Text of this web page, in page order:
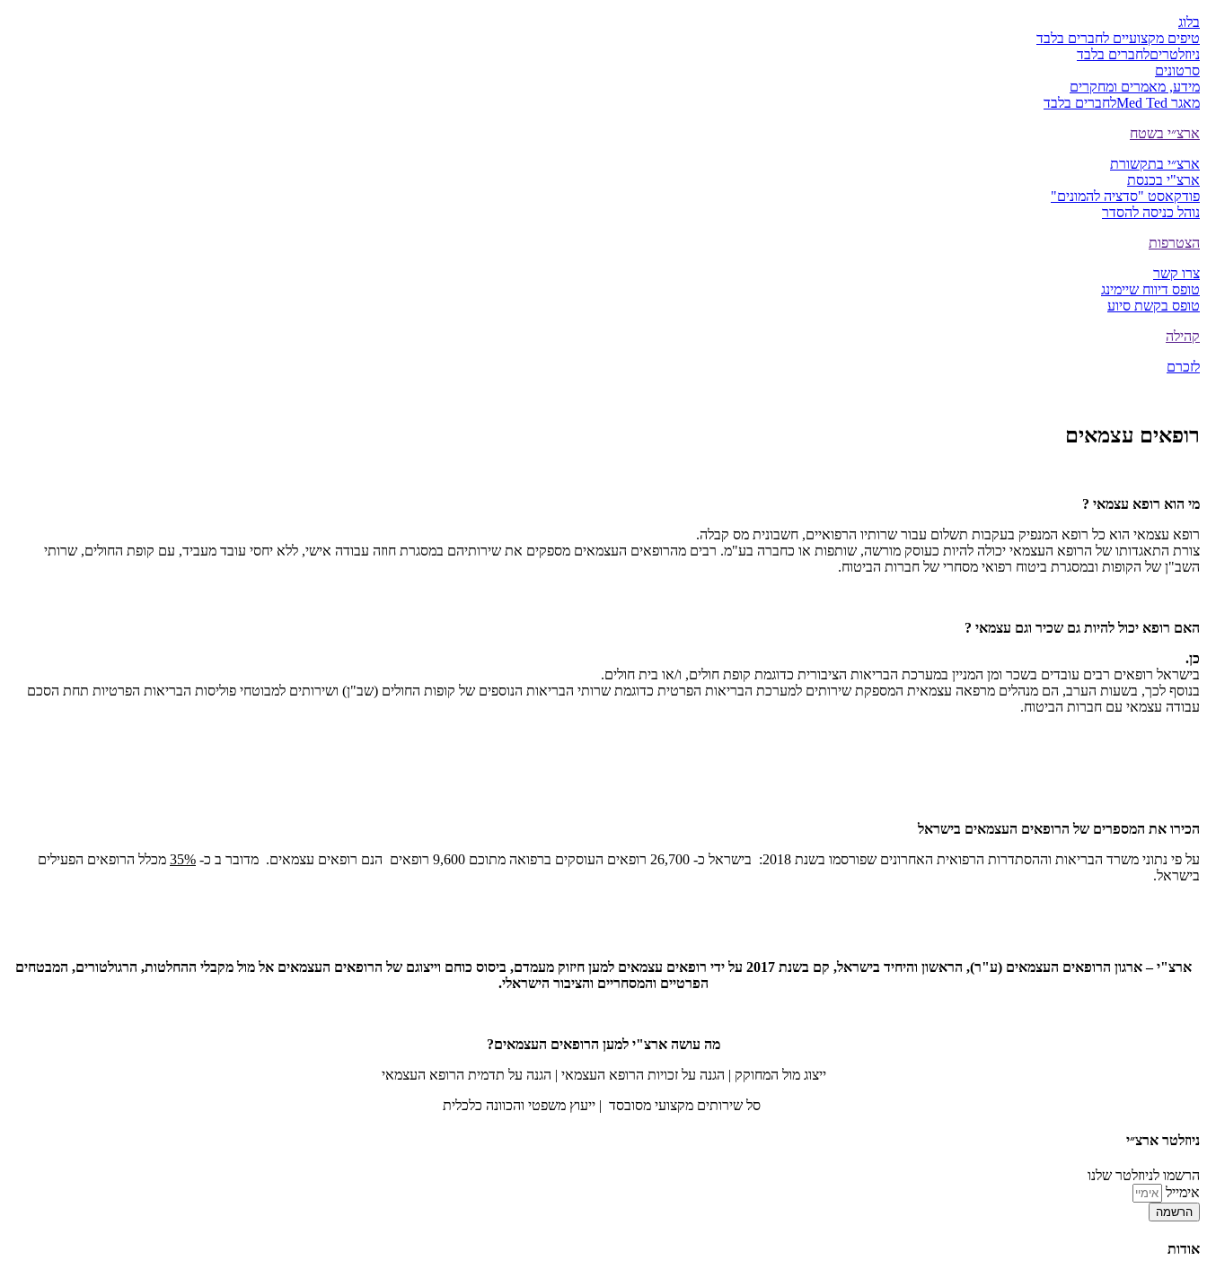
בלוג
טיפים מקצועיים לחברים בלבד
ניוזלטריםלחברים בלבד
סרטונים
מידע, מאמרים ומחקרים
מאגר Med Ted
לחברים בלבד
ארצ״י בשטח
ארצ״י בתקשורת
ארצ"י בכנסת
פודקאסט "סדציה להמונים"
נוהל כניסה להסדר
הצטרפות
צרו קשר
טופס דיווח שיימינג
טופס בקשת סיוע
קהילה
לזכרם
רופאים עצמאים
מי הוא רופא עצמאי ?
רופא עצמאי הוא כל רופא המנפיק בעקבות תשלום עבור שרותיו הרפואיים, חשבונית מס קבלה.
צורת התאגדותו של הרופא העצמאי יכולה להיות כעוסק מורשה, שותפות או כחברה בע"מ. רבים מהרופאים העצמאים מספקים את שירותיהם במסגרת חוזה עבודה אישי, ללא יחסי עובד מעביד, עם קופת החולים, שרותי
השב"ן של הקופות ובמסגרת ביטוח רפואי מסחרי של חברות הביטוח.
האם רופא יכול להיות גם שכיר וגם עצמאי ?
כן.
בישראל רופאים רבים עובדים בשכר ומן המניין במערכת הבריאות הציבורית כדוגמת קופת חולים, ו/או בית חולים.
בנוסף לכך, בשעות הערב, הם מנהלים מרפאה עצמאית המספקת שירותים למערכת הבריאות הפרטית כדוגמת שרותי הבריאות הנוספים של קופות החולים (שב"ן) ושירותים למבוטחי פוליסות הבריאות הפרטיות תחת הסכם
עבודה עצמאי עם חברות הביטוח.
הכירו את המספרים של הרופאים העצמאים בישראל
על פי נתוני משרד הבריאות וההסתדרות הרפואית האחרונים שפורסמו בשנת 2018: בישראל כ- 26,700 רופאים העוסקים ברפואה מתוכם 9,600 רופאים הנם רופאים עצמאים. מדובר ב כ-
35% מכלל הרופאים הפעילים
בישראל.
ארצ"י – ארגון הרופאים העצמאים (ע"ר), הראשון והיחיד בישראל, קם בשנת 2017 על ידי רופאים עצמאים למען חיזוק מעמדם, ביסוס כוחם וייצוגם של הרופאים העצמאים אל מול מקבלי ההחלטות, הרגולטורים, המבטחים
הפרטיים והמסחריים והציבור הישראלי.
מה עושה ארצ"י למען הרופאים העצמאים?
ייצוג מול המחוקק | הגנה על זכויות הרופא העצמאי | הגנה על תדמית הרופא העצמאי
סל שירותים מקצועי מסובסד | ייעוץ משפטי והכוונה כלכלית
ניוזלטר ארצ״י
הרשמו לניוזלטר שלנו
אימייל
הרשמה
אודות